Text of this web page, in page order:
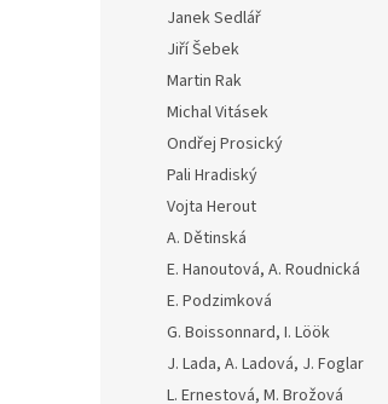
Janek Sedlář
Jiří Šebek
Martin Rak
Michal Vitásek
Ondřej Prosický
Pali Hradiský
Vojta Herout
A. Dětinská
E. Hanoutová, A. Roudnická
E. Podzimková
G. Boissonnard, I. Löök
J. Lada, A. Ladová, J. Foglar
L. Ernestová, M. Brožová